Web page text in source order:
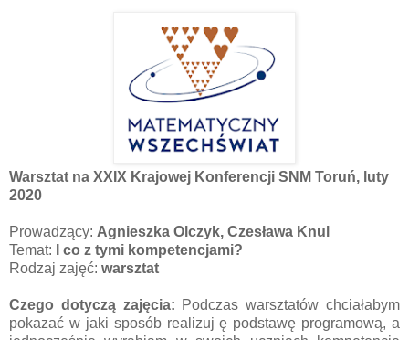
Warsztat na XXIX Krajowej Konferencji SNM Toruń, luty
2020
Prowadzący: Agnieszka Olczyk, Czesława Knul
Temat:
I co z tymi kompetencjami?
Rodzaj zajęć: warsztat
Czego dotyczą zajęcia: Podczas warsztatów chciałabym
pokazać w jaki sposób realizuj ę podstawę programową, a